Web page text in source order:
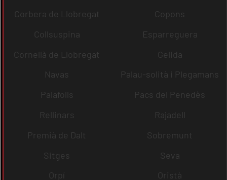
Corbera de Llobregat
Copons
Collsuspina
Esparreguera
Cornellà de Llobregat
Gelida
Navas
Palau-solità i Plegamans
Palafolls
Pacs del Penedès
Rellinars
Rajadell
Premià de Dalt
Sobremunt
Sitges
Seva
Orpí
Oristà